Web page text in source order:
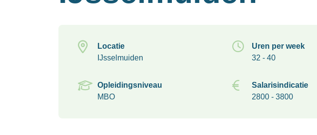
Locatie
IJsselmuiden
Uren per week
32 - 40
Opleidingsniveau
MBO
Salarisindicatie
2800 - 3800